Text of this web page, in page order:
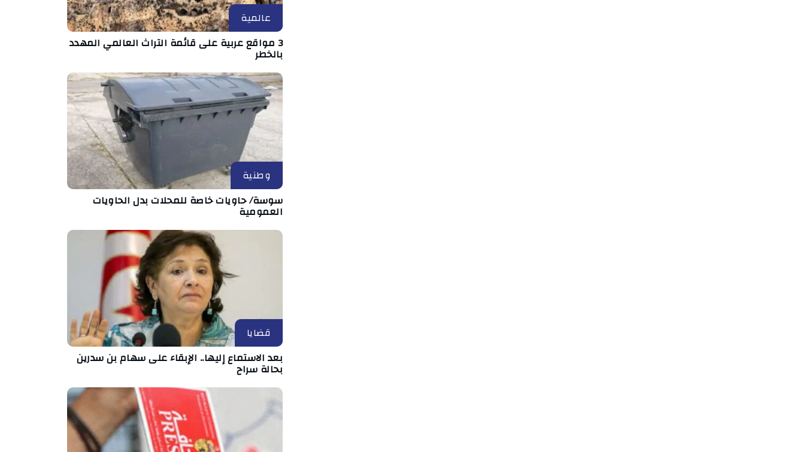
عالمية
3 مواقع عربية على قائمة التراث العالمي المهدد
بالخطر
وطنية
سوسة/ حاويات خاصة للمحلات بدل الحاويات
العمومية
قضايا
بعد الاستماع إليها.. الإبقاء على سهام بن سدرين
بحالة سراح